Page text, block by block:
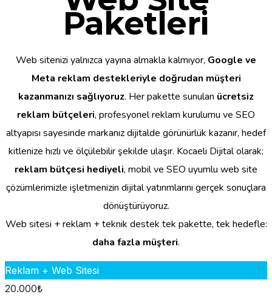
Paketleri
Web sitenizi yalnızca yayına almakla kalmıyor, Google ve
Meta reklam destekleriyle doğrudan müşteri
kazanmanızı sağlıyoruz. Her pakette sunulan ücretsiz
reklam bütçeleri, profesyonel reklam kurulumu ve SEO
altyapısı sayesinde markanız dijitalde görünürlük kazanır, hedef
kitlenize hızlı ve ölçülebilir şekilde ulaşır. Kocaeli Dijital olarak;
reklam bütçesi hediyeli, mobil ve SEO uyumlu web site
çözümlerimizle işletmenizin dijital yatırımlarını gerçek sonuçlara
dönüştürüyoruz.
Web sitesi + reklam + teknik destek tek pakette, tek hedefle:
daha fazla müşteri.
Reklam + Web Sitesi
20.000₺